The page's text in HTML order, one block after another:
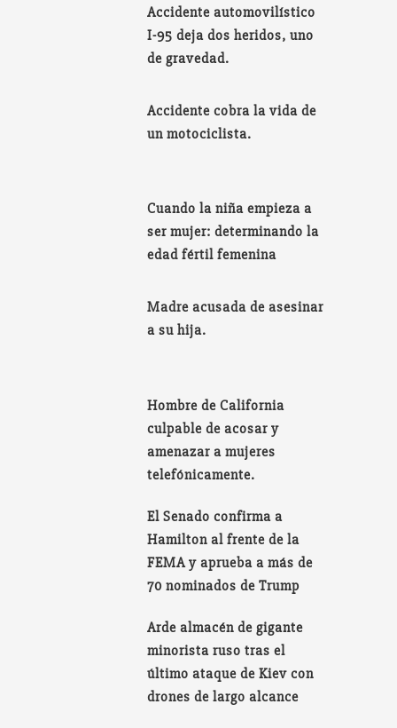
Accidente automovilístico
I-95 deja dos heridos, uno
de gravedad.
Accidente cobra la vida de
un motociclista.
Cuando la niña empieza a
ser mujer: determinando la
edad fértil femenina
Madre acusada de asesinar
a su hija.
Hombre de California
culpable de acosar y
amenazar a mujeres
telefónicamente.
El Senado confirma a
Hamilton al frente de la
FEMA y aprueba a más de
70 nominados de Trump
Arde almacén de gigante
minorista ruso tras el
último ataque de Kiev con
drones de largo alcance